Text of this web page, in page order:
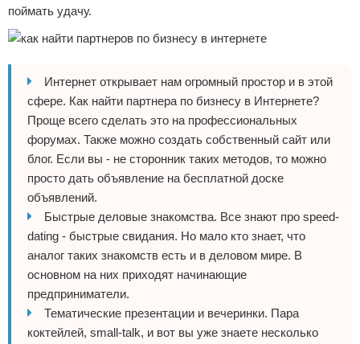
поймать удачу.
Интернет открывает нам огромный простор и в этой
сфере. Как найти партнера по бизнесу в Интернете?
Проще всего сделать это на профессиональных
форумах. Также можно создать собственный сайт или
блог. Если вы - не сторонник таких методов, то можно
просто дать объявление на бесплатной доске
объявлений.
Быстрые деловые знакомства. Все знают про speed-
dating - быстрые свидания. Но мало кто знает, что
аналог таких знакомств есть и в деловом мире. В
основном на них приходят начинающие
предприниматели.
Тематические презентации и вечеринки. Пара
коктейлей, small-talk, и вот вы уже знаете несколько